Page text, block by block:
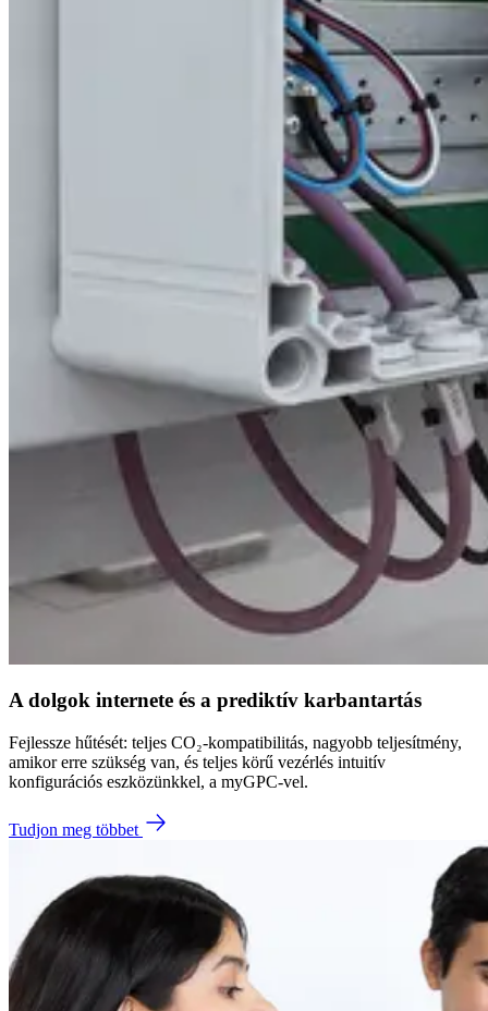
A dolgok internete és a prediktív karbantartás
Fejlessze hűtését: teljes CO₂-kompatibilitás, nagyobb teljesítmény,
amikor erre szükség van, és teljes körű vezérlés intuitív
konfigurációs eszközünkkel, a myGPC-vel.
Tudjon meg többet